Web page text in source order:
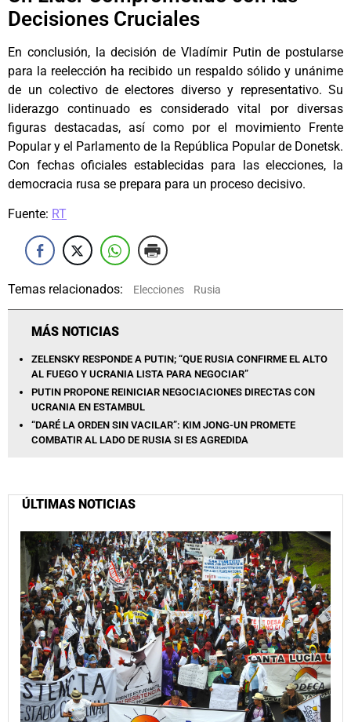
Decisiones Cruciales
En conclusión, la decisión de Vladímir Putin de postularse
para la reelección ha recibido un respaldo sólido y unánime
de un colectivo de electores diverso y representativo. Su
liderazgo continuado es considerado vital por diversas
figuras destacadas, así como por el movimiento Frente
Popular y el Parlamento de la República Popular de Donetsk.
Con fechas oficiales establecidas para las elecciones, la
democracia rusa se prepara para un proceso decisivo.
Fuente: RT
Temas relacionados: Elecciones Rusia
MÁS NOTICIAS
ZELENSKY RESPONDE A PUTIN; “QUE RUSIA CONFIRME EL ALTO
AL FUEGO Y UCRANIA LISTA PARA NEGOCIAR”
PUTIN PROPONE REINICIAR NEGOCIACIONES DIRECTAS CON
UCRANIA EN ESTAMBUL
“DARÉ LA ORDEN SIN VACILAR”: KIM JONG-UN PROMETE
COMBATIR AL LADO DE RUSIA SI ES AGREDIDA
ÚLTIMAS NOTICIAS